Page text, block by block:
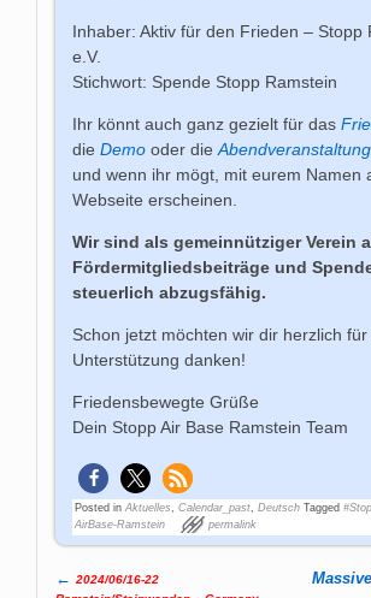
Inhaber: Aktiv für den Frieden – Stopp
e.V.
Stichwort: Spende Stopp Ramstein
Ihr könnt auch ganz gezielt für das
dieDemo oder dieAbendveranstaltung
und wenn ihr mögt, mit eurem Namen
Webseite erscheinen.
Wir sind als gemeinnütziger Verein
Fördermitgliedsbeiträge und
steuerlich abzugsfähig.
Schon jetzt möchten wir dir herzlich für
Unterstützung danken!
Friedensbewegte Grüße
Dein Stopp Air Base Ramstein Team
Posted in Aktuelles,Calendar_past,Deutsch Tagged
AirBase-Ramstein
permalink
← 2024/06/16-22